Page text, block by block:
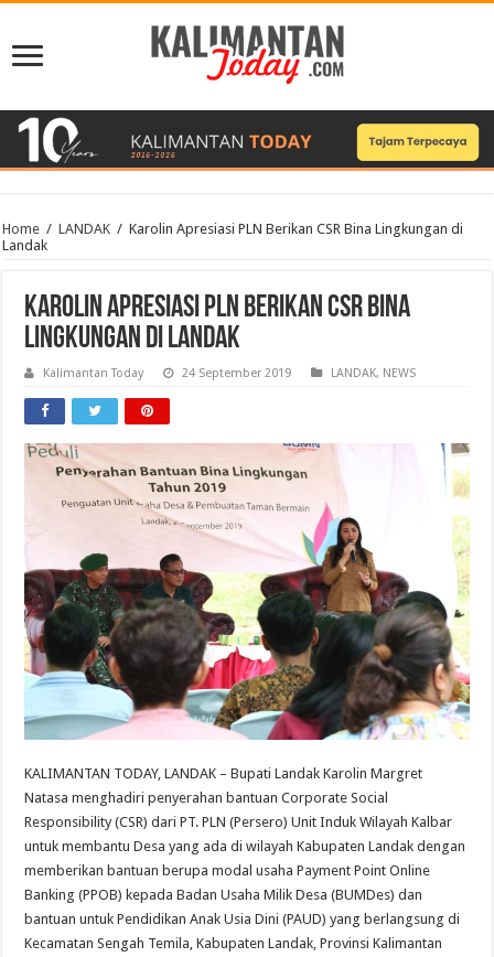
Home / LANDAK / Karolin Apresiasi PLN Berikan CSR Bina Lingkungan di
Landak
Karolin Apresiasi PLN Berikan CSR Bina
Lingkungan di Landak
Kalimantan Today 24 September 2019 LANDAK, NEWS
KALIMANTAN TODAY, LANDAK – Bupati Landak Karolin Margret
Natasa menghadiri penyerahan bantuan Corporate Social
Responsibility (CSR) dari PT. PLN (Persero) Unit Induk Wilayah Kalbar
untuk membantu Desa yang ada di wilayah Kabupaten Landak dengan
memberikan bantuan berupa modal usaha Payment Point Online
Banking (PPOB) kepada Badan Usaha Milik Desa (BUMDes) dan
bantuan untuk Pendidikan Anak Usia Dini (PAUD) yang berlangsung di
Kecamatan Sengah Temila, Kabupaten Landak, Provinsi Kalimantan